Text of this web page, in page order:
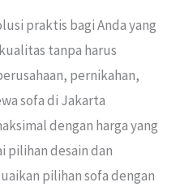
praktis bagi Anda yang
tanpa harus
pernikahan,
sofa di Jakarta
dengan harga yang
pilihan desain dan
pilihan sofa dengan